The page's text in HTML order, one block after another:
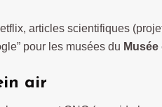
articles scientifiques
pour les musées du
air